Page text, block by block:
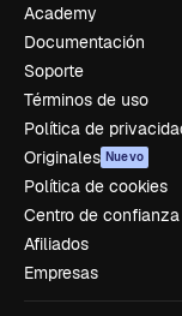
Academy
Documentación
Soporte
Términos de uso
Política de
Originales Nuevo
Política de cookies
Centro de confianza
Afiliados
Empresas